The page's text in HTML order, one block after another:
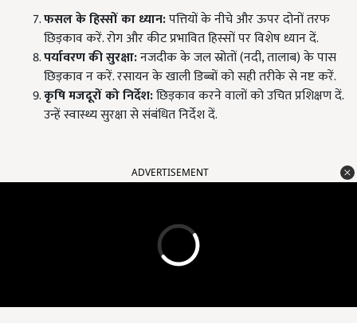
फसल के हिस्सों का ध्यान:पत्तियों के नीचे और ऊपर दोनों तरफ
छिड़काव करें. रोग और कीट प्रभावित हिस्सों पर विशेष ध्यान दें.
पर्यावरण की सुरक्षा:नजदीक के जल स्रोतों (नदी, तालाब) के पास
छिड़काव न करें. रसायन के खाली डिब्बों को सही तरीके से नष्ट करें.
कृषि मजदूरों को निर्देश:छिड़काव करने वालों को उचित प्रशिक्षण दें.
उन्हें स्वास्थ्य सुरक्षा से संबंधित निर्देश दें.
ADVERTISEMENT